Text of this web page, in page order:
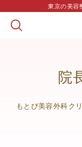
東京の美容
院
もとび美容外科ク